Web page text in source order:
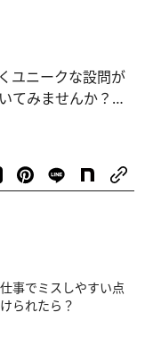
ユニークな設問が
てみませんか？
分でも気づかな
事でミスしやすい点
られたら？